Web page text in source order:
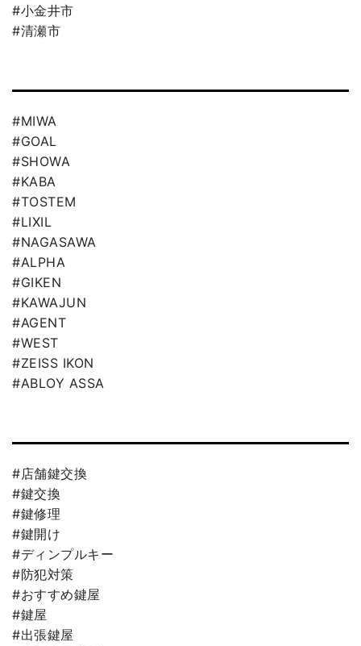
#小金井市
#清瀬市
#MIWA
#GOAL
#SHOWA
#KABA
#TOSTEM
#LIXIL
#NAGASAWA
#ALPHA
#GIKEN
#KAWAJUN
#AGENT
#WEST
#ZEISS IKON
#ABLOY ASSA
#店舗鍵交換
#鍵交換
#鍵修理
#鍵開け
#ディンプルキー
#防犯対策
#おすすめ鍵屋
#鍵屋
#出張鍵屋